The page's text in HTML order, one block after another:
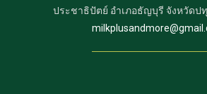
ประชาธิปัตย์ อำเภอธัญบุรี จังหวัดป